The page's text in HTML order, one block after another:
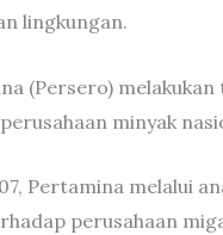
lingkungan.
(Persero)
minyak
Pertamina melalui
perusahaan